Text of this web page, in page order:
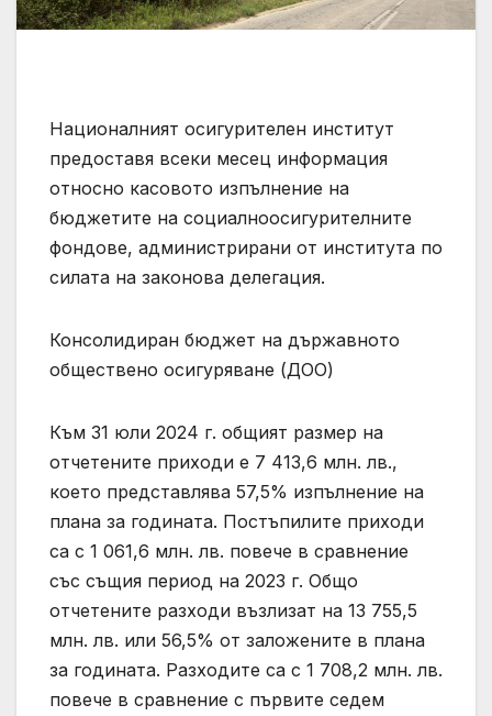
Националният осигурителен институт
предоставя всеки месец информация
относно касовото изпълнение на
бюджетите на социалноосигурителните
фондове, администрирани от института по
силата на законова делегация.
Консолидиран бюджет на държавното
обществено осигуряване (ДОО)
Към 31 юли 2024 г. общият размер на
отчетените приходи е 7 413,6 млн. лв.,
което представлява 57,5% изпълнение на
плана за годината. Постъпилите приходи
са с 1 061,6 млн. лв. повече в сравнение
със същия период на 2023 г. Общо
отчетените разходи възлизат на 13 755,5
млн. лв. или 56,5% от заложените в плана
за годината. Разходите са с 1 708,2 млн. лв.
повече в сравнение с първите седем